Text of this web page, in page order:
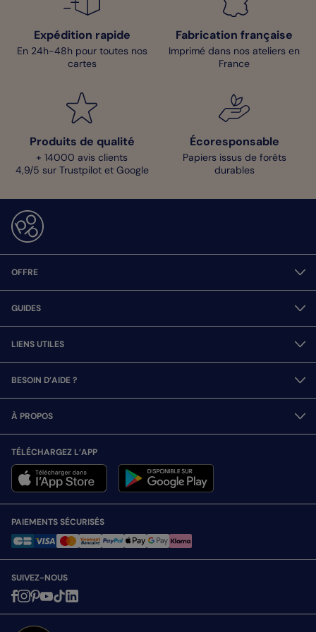
Expédition rapide
En 24h-48h pour toutes nos
cartes
Fabrication française
Imprimé dans nos ateliers en
France
Produits de qualité
+ 14000 avis clients
4,9/5 sur Trustpilot et Google
Écoresponsable
Papiers issus de forêts
durables
OFFRE
GUIDES
LIENS UTILES
BESOIN D’AIDE ?
À PROPOS
TÉLÉCHARGEZ L’APP
PAIEMENTS SÉCURISÉS
SUIVEZ-NOUS